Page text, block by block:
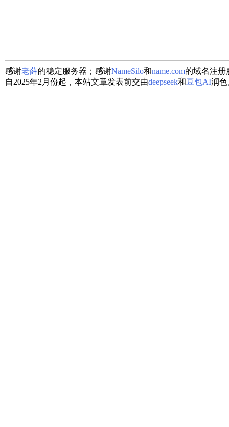
感谢老薛的稳定服务器；感谢NameSilo和name.com的域名注册
自2025年2月份起，本站文章发表前交由deepseek和豆包AI润